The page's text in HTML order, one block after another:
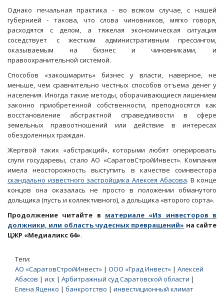
Однако печальная практика - во всяком случае, с нашей
губернией - такова, что слова чиновников, мягко говоря,
расходятся с делом, а тяжелая экономическая ситуация
соседствует с жестким административным прессингом,
оказываемым на бизнес и чиновниками, и
правоохранительной системой.
Способов «закошмарить» бизнес у власти, наверное, не
меньше, чем сравнительно честных способов отъема денег у
населения. Иногда такие методы, оборачивающиеся лишением
законно приобретенной собственности, преподносятся как
восстановление абстрактной справедливости в сфере
земельных правоотношений или действие в интересах
обездоленных граждан.
Жертвой таких «абстракций», которыми любят оперировать
слуги государевы, стало АО «СаратовСтройИнвест». Компания
имела неосторожность выступить в качестве соинвестора
скандально известного застройщика Алексея Абасова. В конце
концов она оказалась не просто в положении обманутого
дольщика (пусть и коллективного), а дольщика «второго сорта».
Продолжение читайте в материале «Из инвесторов в
должники, или область чудесных превращений» на сайте
ЦЖР «Медиаликс 64».
Теги:
АО «СаратовСтройИнвест» | ООО «Град Инвест» | Алексей
Абасов | иск | Арбитражный суд Саратовской области |
Елена Яценко | банкротство | инвестиционный климат